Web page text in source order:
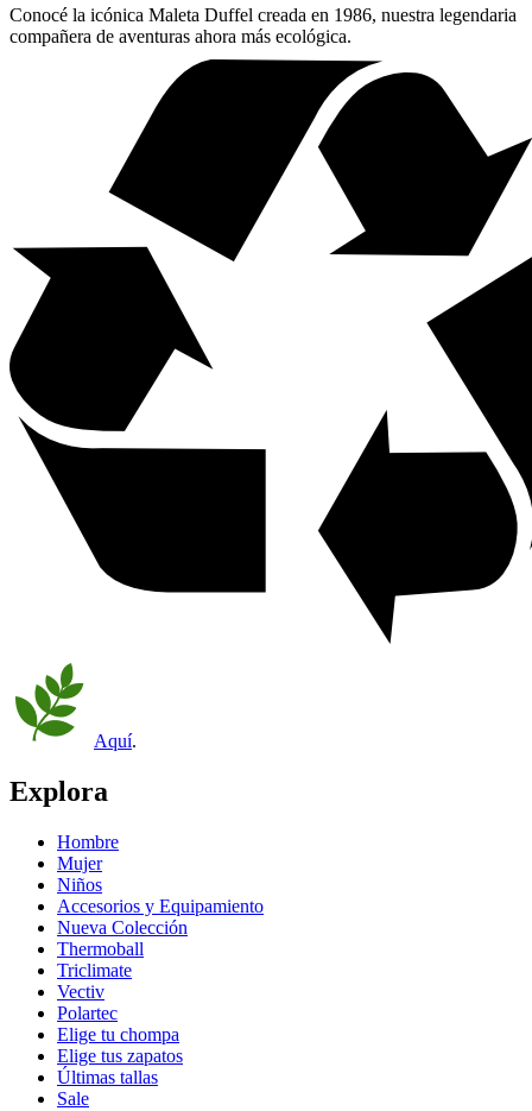
Conocé la icónica Maleta Duffel creada en 1986, nuestra legendaria
compañera de aventuras ahora más ecológica.
Aquí.
Explora
Hombre
Mujer
Niños
Accesorios y Equipamiento
Nueva Colección
Thermoball
Triclimate
Vectiv
Polartec
Elige tu chompa
Elige tus zapatos
Últimas tallas
Sale